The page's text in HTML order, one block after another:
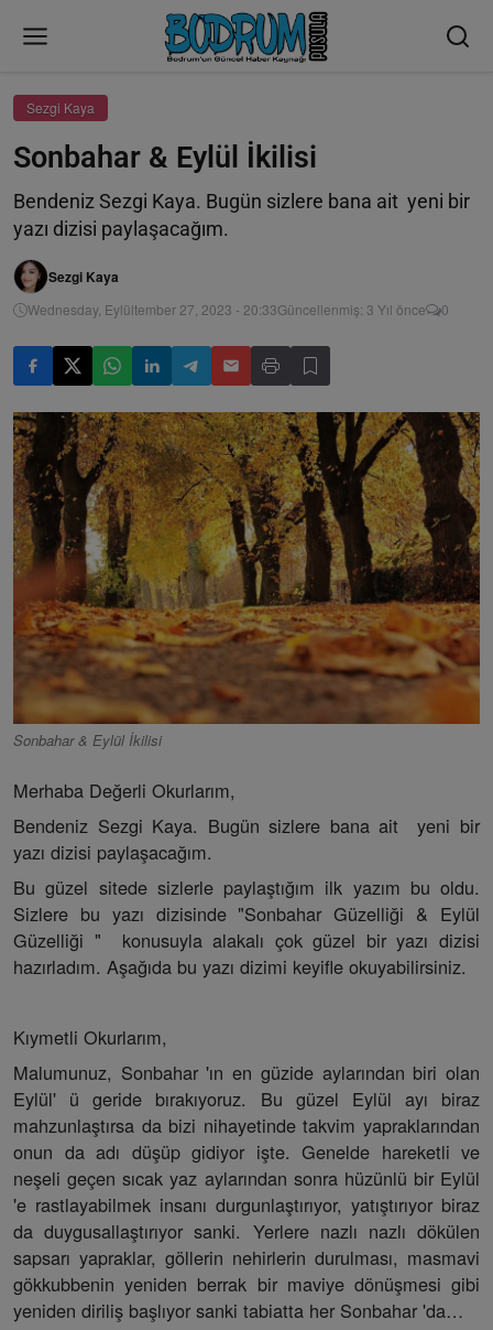
Sezgi Kaya
Sonbahar & Eylül İkilisi
Bendeniz Sezgi Kaya. Bugün sizlere bana ait yeni bir
yazı dizisi paylaşacağım.
Sezgi Kaya
Wednesday, Eylültember 27, 2023 - 20:33Güncellenmiş: 3 Yıl önce 0
Sonbahar & Eylül İkilisi
Merhaba Değerli Okurlarım,
Bendeniz Sezgi Kaya. Bugün sizlere bana ait yeni bir
yazı dizisi paylaşacağım.
Bu güzel sitede sizlerle paylaştığım ilk yazım bu oldu.
Sizlere bu yazı dizisinde "Sonbahar Güzelliği & Eylül
Güzelliği " konusuyla alakalı çok güzel bir yazı dizisi
hazırladım. Aşağıda bu yazı dizimi keyifle okuyabilirsiniz.
Kıymetli Okurlarım,
Malumunuz, Sonbahar 'ın en güzide aylarından biri olan
Eylül' ü geride bırakıyoruz. Bu güzel Eylül ayı biraz
mahzunlaştırsa da bizi nihayetinde takvim yapraklarından
onun da adı düşüp gidiyor işte. Genelde hareketli ve
neşeli geçen sıcak yaz aylarından sonra hüzünlü bir Eylül
'e rastlayabilmek insanı durgunlaştırıyor, yatıştırıyor biraz
da duygusallaştırıyor sanki. Yerlere nazlı nazlı dökülen
sapsarı yapraklar, göllerin nehirlerin durulması, masmavi
gökkubbenin yeniden berrak bir maviye dönüşmesi gibi
yeniden diriliş başlıyor sanki tabiatta her Sonbahar 'da…